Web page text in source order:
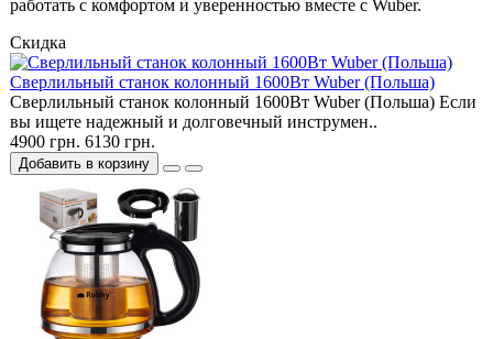
работать с комфортом и уверенностью вместе с Wuber.
Скидка
Cверлильный станок колонный 1600Вт Wuber (Польша)
Сверлильный станок колонный 1600Вт Wuber (Польша) Если
вы ищете надежный и долговечный инструмен..
4900 грн. 6130 грн.
Добавить в корзину